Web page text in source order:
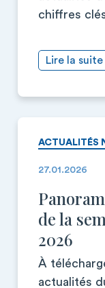
chiffres
Lire la suite
ACTUALITÉS
27.01.2026
de la
2026
À
actualités